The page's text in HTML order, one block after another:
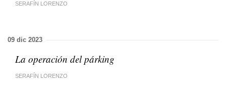
SERAFÍN LORENZO
09 dic 2023
La operación del párking
SERAFÍN LORENZO